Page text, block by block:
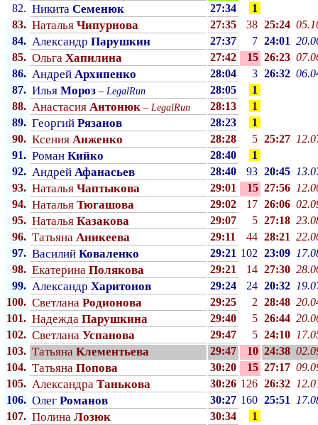
82. Никита Семенюк 27:34
1
83. Наталья Чипурнова 27:35 38 25:24
84. Александр Парушкин 27:37 7 24:01
85. Ольга Хапилина 27:42 15 26:23
86. Андрей Архипенко 28:04 3 26:32
87. Илья Мороз – LegalRun 28:05
1
88. Анастасия Антонюк – LegalRun 28:13
1
89. Георгий Рязанов 28:23
1
90. Ксения Анженко 28:28 5 25:27
91. Роман Кийко 28:40
1
92. Андрей Афанасьев 28:40 93 20:45
93. Наталья Чаптыкова 29:01 15 27:56
94. Наталья Тюгашова 29:02 17 26:06
95. Наталья Казакова 29:07 5 27:18
96. Татьяна Аникеева 29:11 44 28:21
97. Василий Коваленко 29:21 102 23:09
98. Екатерина Полякова 29:21 14 27:30
99. Александр Харитонов 29:24 24 20:32
100. Светлана Родионова 29:25 2 28:48
101. Надежда Парушкина 29:40 5 26:44
102. Светлана Успанова 29:47 5 24:10
103. Татьяна Клементьева 29:47 10 24:38
104. Татьяна Попова 30:20 15 27:17
105. Александра Танькова 30:26 126 26:32
106. Олег Романов 30:27 160 25:51
107. Полина Лозюк 30:34
1